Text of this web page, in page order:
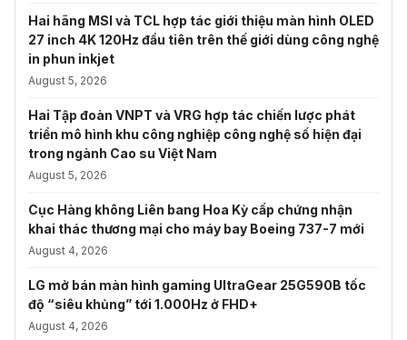
Hai hãng MSI và TCL hợp tác giới thiệu màn hình OLED
27 inch 4K 120Hz đầu tiên trên thế giới dùng công nghệ
in phun inkjet
August 5, 2026
Hai Tập đoàn VNPT và VRG hợp tác chiến lược phát
triển mô hình khu công nghiệp công nghệ số hiện đại
trong ngành Cao su Việt Nam
August 5, 2026
Cục Hàng không Liên bang Hoa Kỳ cấp chứng nhận
khai thác thương mại cho máy bay Boeing 737-7 mới
August 4, 2026
LG mở bán màn hình gaming UltraGear 25G590B tốc
độ “siêu khủng” tới 1.000Hz ở FHD+
August 4, 2026